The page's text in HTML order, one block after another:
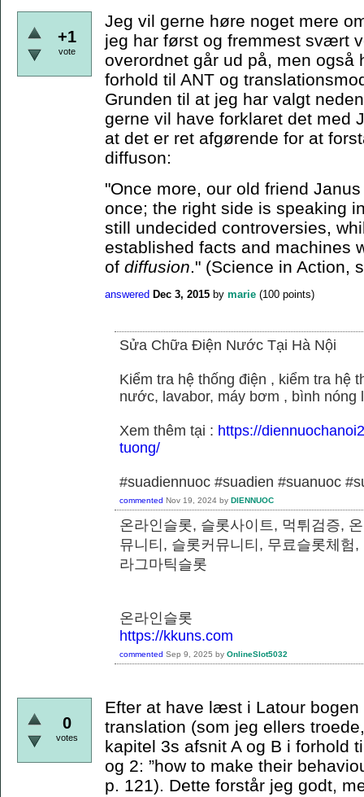
+1
vote
Jeg vil gerne høre noget mere
jeg har først og fremmest svært
overordnet går ud på, men også
forhold til ANT og
Grunden til at jeg har valgt
gerne vil have forklaret det med
at det er ret afgørende for at
diffuson:
"Once more, our old friend
once; the right side is speaking
still undecided controversies,
established facts and machines
of diffusion ." (Science in Action,
answered Dec 3, 2015 by marie (100 points)
Sửa Chữa Điện Nước Tại Hà Nội
Kiểm tra hệ thống điện , kiểm tra hệ
nước, lavabor, máy bơm , bình nóng
Xem thêm tại : https://
tuong/
#suadiennuoc #suadien #suanuoc
commented Nov 19, 2024 by DIENNUOC
온라인슬롯, 슬롯사이트, 먹튀검증,
뮤니티, 슬롯커뮤니티, 무료슬롯체험
라그마틱슬롯
온라인슬롯
https://kkuns.com
commented Sep 9, 2025 by OnlineSlot5032
0
votes
Efter at have læst i Latour
translation (som jeg ellers
kapitel 3s afsnit A og B i forhold
og 2: ”how to make their
p. 121). Dette forstår jeg godt,